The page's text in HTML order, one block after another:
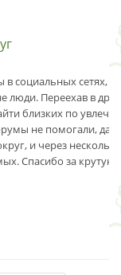
в социальных сетях,
люди. Переехав в
близких по
не помогали, да
и через
Спасибо за крутую